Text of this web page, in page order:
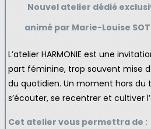
Nouvel atelier dédié
animé par Marie-Louise
L’atelier HARMONIE est une
part féminine, trop souvent mise
du quotidien. Un moment hors du
s’écouter, se recentrer et cultiver
Cet atelier vous permettra de :